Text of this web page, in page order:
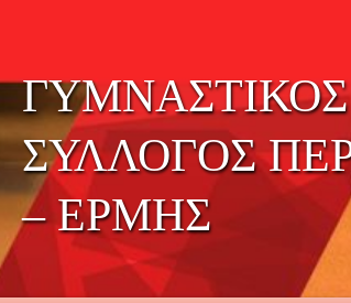
ΓΥΜΝΑΣΤΙΚΟΣ
ΣΥΛΛΟΓΟΣ
– ΕΡΜΗΣ